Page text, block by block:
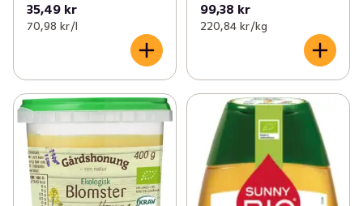
35,49 kr
70,98 kr /l
99,38 kr
220,84 kr /kg